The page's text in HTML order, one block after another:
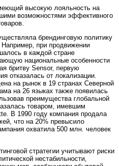
высокую лояльность на
возможностями эффективного
брендинговую политику
при продвижении
в каждой стране
национальные особенности
бритву Sensor, первую
отказалась от локализации.
на рынок в 19 странах Северной
на 26 языках также появилась
преимущества глобальной
товаром, имевшим
В 1990 году компания продала
что на 20% превысило
охватила 500 млн. человек
стратегии учитывают риски
нестабильности,